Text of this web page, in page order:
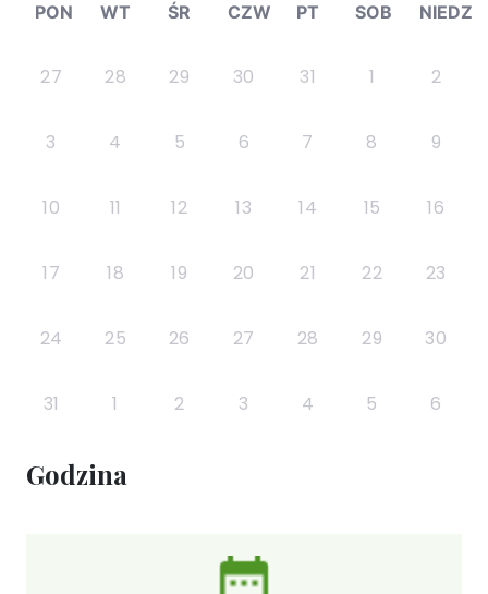
PON WT ŚR CZW PT SOB NIEDZ
27 28 29 30 31 1 2
3 4 5 6 7 8 9
10 11 12 13 14 15 16
17 18 19 20 21 22 23
24 25 26 27 28 29 30
31 1 2 3 4 5 6
Godzina